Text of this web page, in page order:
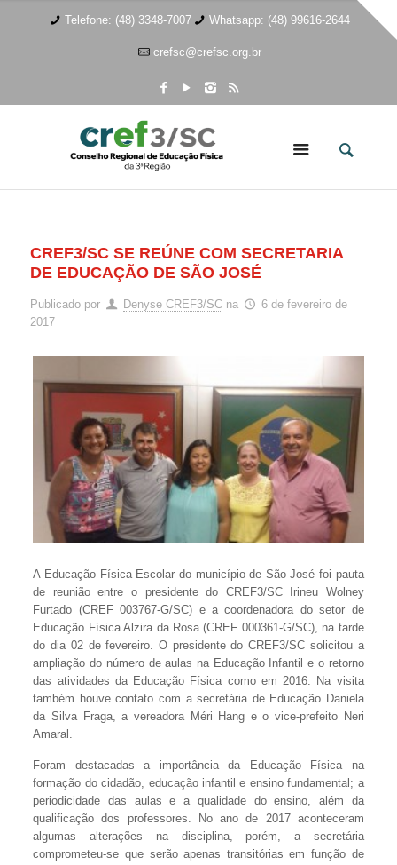
Telefone: (48) 3348-7007 Whatsapp: (48) 99616-2644
crefsc@crefsc.org.br
CREF3/SC SE REÚNE COM SECRETARIA
DE EDUCAÇÃO DE SÃO JOSÉ
Publicado por Denyse CREF3/SC na
6 de fevereiro de
2017
A Educação Física Escolar do município de São José foi pauta
de reunião entre o presidente do CREF3/SC Irineu Wolney
Furtado (CREF 003767-G/SC) e a coordenadora do setor de
Educação Física Alzira da Rosa (CREF 000361-G/SC), na tarde
do dia 02 de fevereiro. O presidente do CREF3/SC solicitou a
ampliação do número de aulas na Educação Infantil e o retorno
das atividades da Educação Física como em 2016. Na visita
também houve contato com a secretária de Educação Daniela
da Silva Fraga, a vereadora Méri Hang e o vice-prefeito Neri
Amaral.
Foram destacadas a importância da Educação Física na
formação do cidadão, educação infantil e ensino fundamental; a
periodicidade das aulas e a qualidade do ensino, além da
qualificação dos professores. No ano de 2017 aconteceram
algumas alterações na disciplina, porém, a secretária
comprometeu-se que serão apenas transitórias em função de